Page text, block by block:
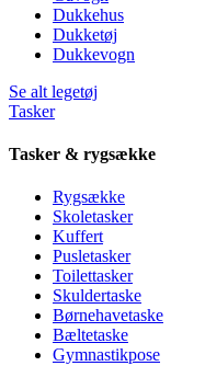
Dukkehus
Dukketøj
Dukkevogn
Se alt legetøj
Tasker
Tasker & rygsække
Rygsække
Skoletasker
Kuffert
Pusletasker
Toilettasker
Skuldertaske
Børnehavetaske
Bæltetaske
Gymnastikpose